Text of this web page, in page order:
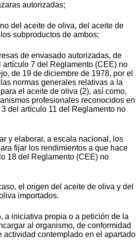
autorizadas;
del aceite de oliva, del aceite de
subproductos de ambos;
de envasado autorizadas, de
artículo 7 del Reglamento (CEE) no
de 19 de diciembre de 1978, por el
normas generales relativas a la
el aceite de oliva (2), así como,
profesionales reconocidos en
del artículo 11 del Reglamento no
y elaborar, a escala nacional, los
fijar los rendimientos a que hace
18 del Reglamento (CEE) no
el origen del aceite de oliva y del
importados.
a iniciativa propia o a petición de la
al organismo, de conformidad
actividad contemplado en el apartado